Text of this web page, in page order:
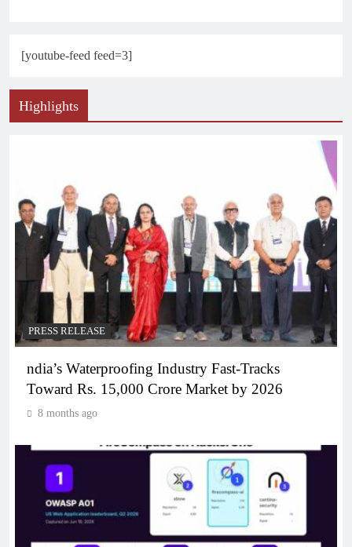
[youtube-feed feed=3]
Highlights
PRESS RELEASE
ndia’s Waterproofing Industry Fast-Tracks
Toward Rs. 15,000 Crore Market by 2026
8 months ago